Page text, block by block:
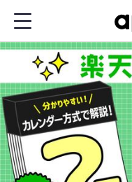
ン
テ
ン
ツ